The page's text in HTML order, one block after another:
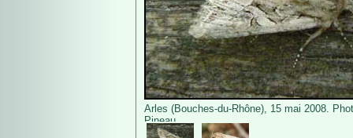
Arles (Bouches-du-Rhône), 15 mai 2008.
Pineau.